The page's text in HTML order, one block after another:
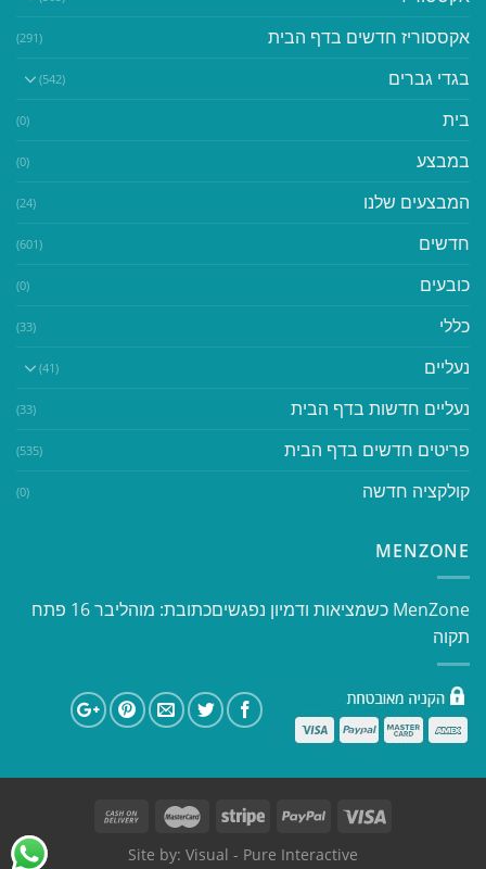
אקססוריז חדשים בדף הבית (291)
בגדי גברים (542)
בית (0)
במבצע (0)
המבצעים שלנו (24)
חדשים (601)
כובעים (0)
כללי (33)
נעליים (41)
נעליים חדשות בדף הבית (33)
פריטים חדשים בדף הבית (535)
קולקציה חדשה (0)
MENZONE
​​MenZone כשמציאות ודמיון נפגשים​ כתובת: מוהליבר 16 פתח
תקוה
Site by: Visual - Pure Interactive